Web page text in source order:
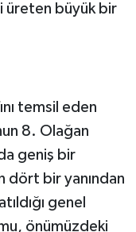
üreten büyük bir
temsil eden
8. Olağan
geniş bir
dört bir yanından
genel
önümüzdeki